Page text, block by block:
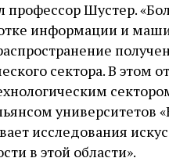
профессор Шустер.
информации и
сектора. В этом
университетов
исследования
в этой области».